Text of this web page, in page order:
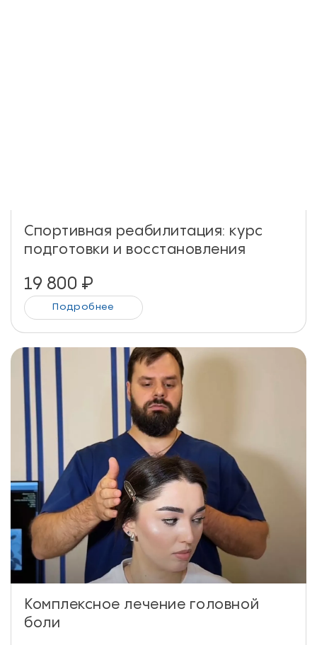
Спортивная реабилитация: курс
подготовки и восстановления
19 800 ₽
Подробнее
Комплексное лечение головной
боли